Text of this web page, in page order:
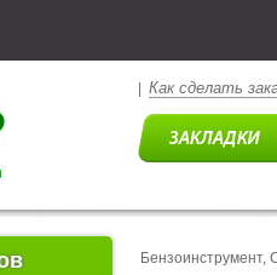
Как сделать
Бензоинструмент,